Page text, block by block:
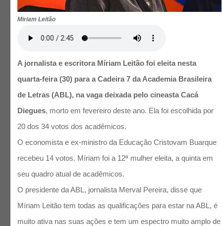
Miriam Leitão
A jornalista e escritora Míriam Leitão foi eleita nesta
quarta-feira (30) para a Cadeira 7 da Academia Brasileira
de Letras (ABL), na vaga deixada pelo cineasta Cacá
Diegues, morto em fevereiro deste ano. Ela foi escolhida por
20 dos 34 votos dos acadêmicos.
O economista e ex-ministro da Educação Cristovam Buarque
recebeu 14 votos. Míriam foi a 12ª mulher eleita, a quinta em
seu quadro atual de acadêmicos.
O presidente da ABL, jornalista Merval Pereira, disse que
Míriam Leitão tem todas as qualificações para estar na ABL, é
muito ativa nas suas ações e tem um espectro muito amplo de